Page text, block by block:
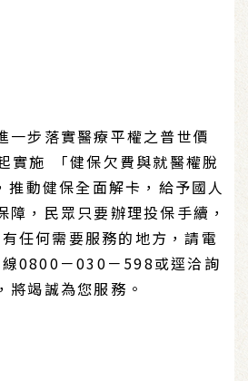
一步落實醫療平權之普世價
實施 「健保欠費與就醫權脫
動健保全面解卡，給予國人
障，民眾只要辦理投保手續，
任何需要服務的地方，請電
0800－030－598或逕洽詢
將竭誠為您服務。